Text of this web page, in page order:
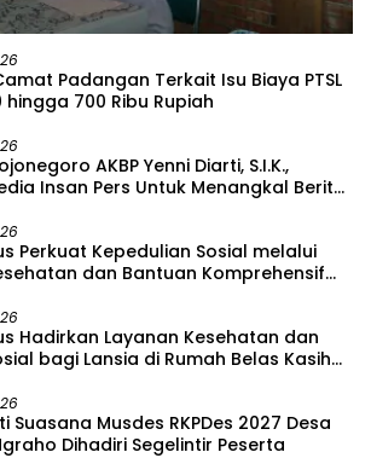
Padangan Terkait Isu Biaya PTSL
700 Ribu Rupiah
AKBP Yenni Diarti, S.I.K.,
Insan Pers Untuk Menangkal Berita
Perkuat Kepedulian Sosial melalui
dan Bantuan Komprehensif
Hadirkan Layanan Kesehatan dan
bagi Lansia di Rumah Belas Kasih
Suasana Musdes RKPDes 2027 Desa
Dihadiri Segelintir Peserta